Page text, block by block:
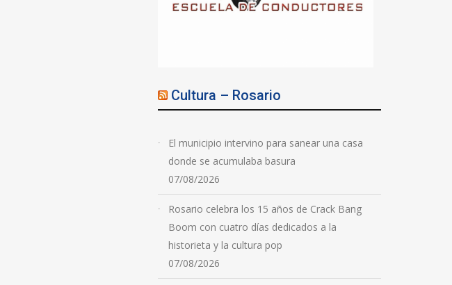
Cultura – Rosario
El municipio intervino para sanear una casa
donde se acumulaba basura
07/08/2026
Rosario celebra los 15 años de Crack Bang
Boom con cuatro días dedicados a la
historieta y la cultura pop
07/08/2026